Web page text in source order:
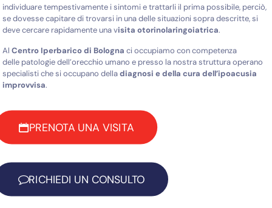
individuaretempestivamente i sintomi e trattarli il prima possibile, perciò,
se dovesse capitare ditrovarsi in una delle situazioni sopra descritte, si
deve cercare rapidamente una visitaotorinolaringoiatrica.
AlCentro Iperbarico di Bologna ci occupiamo con competenza
delle patologie dell’orecchio umano e presso la nostra struttura operano
specialisti che si occupano delladiagnosi e della cura dell’ipoacusia
improvvisa.
PRENOTA UNA VISITA
RICHIEDI UN CONSULTO